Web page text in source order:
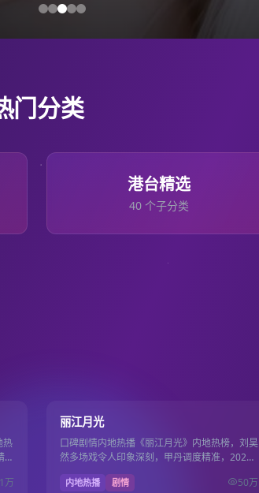
门分类
港台精选
40 个子分类
热
万
8.5
丽江月光
口碑剧情内地热播《丽江月光》内地热榜，刘昊
然多场戏令人印象深刻，甲丹调度精准，2023
年4月25日上线国产电影电视剧免费。
内地热播 剧情 50万